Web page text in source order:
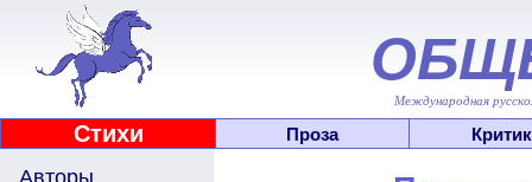
Международная
Стихи Проза
Авторы